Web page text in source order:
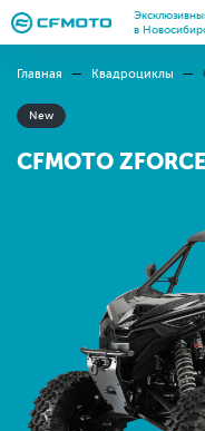
в
Главная Квадроциклы
New
CFMOTO